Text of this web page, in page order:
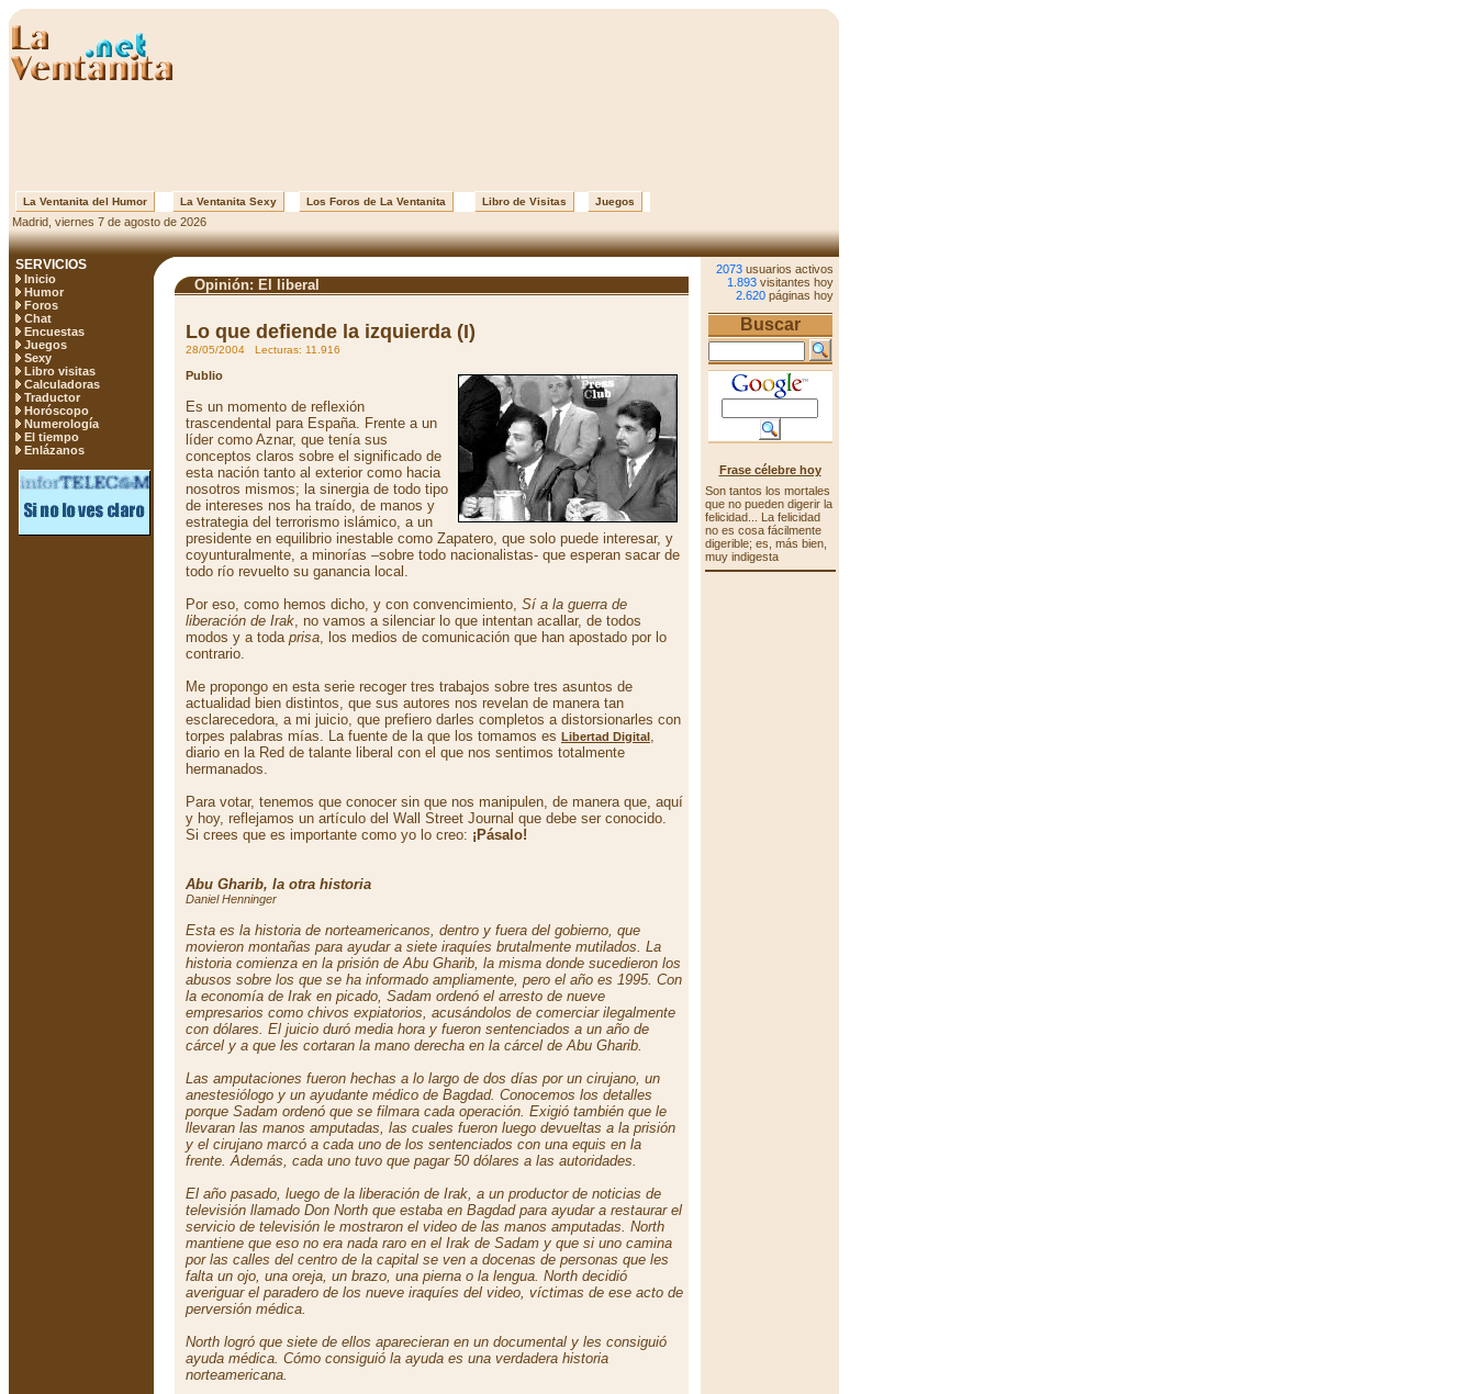
La Ventanita del Humor La Ventanita Sexy Los Foros de La Ventanita Libro de Visitas Juegos
Madrid, viernes 7 de agosto de 2026
SERVICIOS
Inicio
Humor
Foros
Chat
Encuestas
Juegos
Sexy
Libro visitas
Calculadoras
Traductor
Horóscopo
Numerología
El tiempo
Enlázanos
Opinión: El liberal
Lo que defiende la izquierda (I)
28/05/2004 Lecturas: 11.916
Publio
Es un momento de reflexión
trascendental para España. Frente a un
líder como Aznar, que tenía sus
conceptos claros sobre el significado de
esta nación tanto al exterior como hacia
nosotros mismos; la sinergia de todo tipo
de intereses nos ha traído, de manos y
estrategia del terrorismo islámico, a un
presidente en equilibrio inestable como Zapatero, que solo puede interesar, y
coyunturalmente, a minorías –sobre todo nacionalistas- que esperan sacar de
todo río revuelto su ganancia local.
Por eso, como hemos dicho, y con convencimiento, Sí a la guerra de
liberación de Irak, no vamos a silenciar lo que intentan acallar, de todos
modos y a toda prisa, los medios de comunicación que han apostado por lo
contrario.
Me propongo en esta serie recoger tres trabajos sobre tres asuntos de
actualidad bien distintos, que sus autores nos revelan de manera tan
esclarecedora, a mi juicio, que prefiero darles completos a distorsionarles con
torpes palabras mías. La fuente de la que los tomamos es Libertad Digital,
diario en la Red de talante liberal con el que nos sentimos totalmente
hermanados.
Para votar, tenemos que conocer sin que nos manipulen, de manera que, aquí
y hoy, reflejamos un artículo del Wall Street Journal que debe ser conocido.
Si crees que es importante como yo lo creo: ¡Pásalo!
Abu Gharib, la otra historia
Daniel Henninger
Esta es la historia de norteamericanos, dentro y fuera del gobierno, que
movieron montañas para ayudar a siete iraquíes brutalmente mutilados. La
historia comienza en la prisión de Abu Gharib, la misma donde sucedieron los
abusos sobre los que se ha informado ampliamente, pero el año es 1995. Con
la economía de Irak en picado, Sadam ordenó el arresto de nueve
empresarios como chivos expiatorios, acusándolos de comerciar ilegalmente
con dólares. El juicio duró media hora y fueron sentenciados a un año de
cárcel y a que les cortaran la mano derecha en la cárcel de Abu Gharib.
Las amputaciones fueron hechas a lo largo de dos días por un cirujano, un
anestesiólogo y un ayudante médico de Bagdad. Conocemos los detalles
porque Sadam ordenó que se filmara cada operación. Exigió también que le
llevaran las manos amputadas, las cuales fueron luego devueltas a la prisión
y el cirujano marcó a cada uno de los sentenciados con una equis en la
frente. Además, cada uno tuvo que pagar 50 dólares a las autoridades.
El año pasado, luego de la liberación de Irak, a un productor de noticias de
televisión llamado Don North que estaba en Bagdad para ayudar a restaurar el
servicio de televisión le mostraron el video de las manos amputadas. North
mantiene que eso no era nada raro en el Irak de Sadam y que si uno camina
por las calles del centro de la capital se ven a docenas de personas que les
falta un ojo, una oreja, un brazo, una pierna o la lengua. North decidió
averiguar el paradero de los nueve iraquíes del video, víctimas de ese acto de
perversión médica.
North logró que siete de ellos aparecieran en un documental y les consiguió
ayuda médica. Cómo consiguió la ayuda es una verdadera historia
norteamericana.
2073 usuarios activos
1.893 visitantes hoy
2.620 páginas hoy
Buscar
Frase célebre hoy
Son tantos los mortales
que no pueden digerir la
felicidad... La felicidad
no es cosa fácilmente
digerible; es, más bien,
muy indigesta